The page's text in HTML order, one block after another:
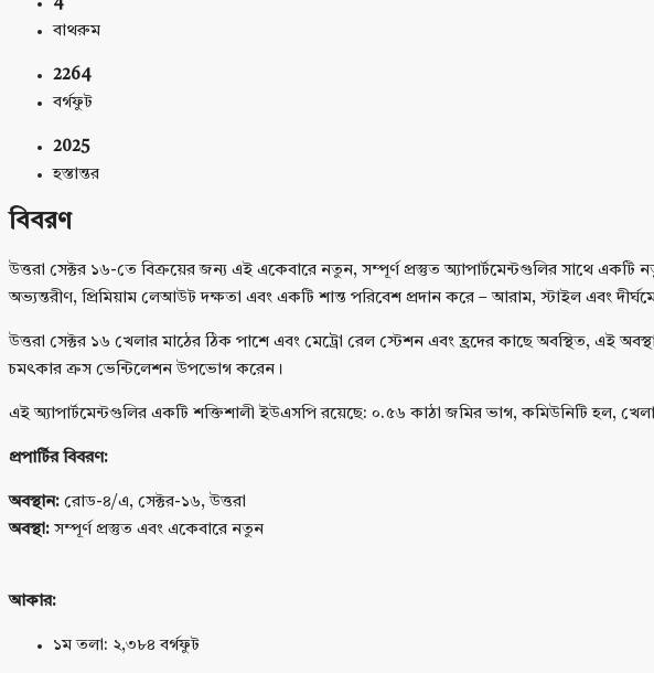
4
বাথরুম
2264
বর্গফুট
2025
হস্তান্তর
বিবরণ
উত্তরা সেক্টর ১৬-তে বিক্রয়ের জন্য এই একেবারে নতুন, সম্পূর্ণ প্রস্তুত অ্যাপার্টমেন্টগুলির সাথে
অভ্যন্তরীণ, প্রিমিয়াম লেআউট দক্ষতা এবং একটি শান্ত পরিবেশ প্রদান করে – আরাম, স্টাইল এবং
উত্তরা সেক্টর ১৬ খেলার মাঠের ঠিক পাশে এবং মেট্রো রেল স্টেশন এবং হ্রদের কাছে অবস্থিত, এই
চমৎকার ক্রস ভেন্টিলেশন উপভোগ করেন।
এই অ্যাপার্টমেন্টগুলির একটি শক্তিশালী ইউএসপি রয়েছে: ০.৫৬ কাঠা জমির ভাগ, কমিউনিটি হল,
প্রপার্টির বিবরণ:
অবস্থান: রোড-৪/এ, সেক্টর-১৬, উত্তরা
অবস্থা: সম্পূর্ণ প্রস্তুত এবং একেবারে নতুন
আকার:
১ম তলা: ২,৩৮৪ বর্গফুট